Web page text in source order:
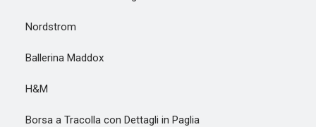
Nordstrom
Ballerina Maddox
H&M
Borsa a Tracolla con Dettagli in Paglia